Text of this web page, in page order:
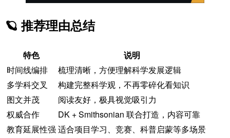
🪐 推荐理由总结
特色
说明
时间线编排
梳理清晰，方便理解科学发展逻辑
多学科交叉
构建完整科学观，不再零碎化看知识
图文并茂
阅读友好，极具视觉吸引力
权威合作
DK + Smithsonian 联合打造，内容可靠
教育延展性强 适合项目学习、竞赛、科普启蒙等多场景